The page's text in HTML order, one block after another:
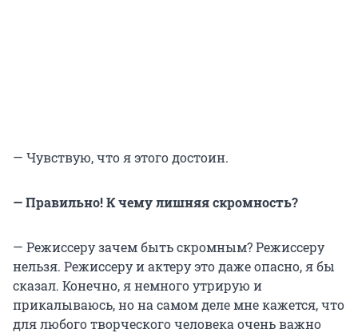
— Чувствую, что я этого достоин.
— Правильно! К чему лишняя скромность?
— Режиссеру зачем быть скромным? Режиссеру
нельзя. Режиссеру и актеру это даже опасно, я бы
сказал. Конечно, я немного утрирую и
прикалываюсь, но на самом деле мне кажется, что
для любого творческого человека очень важно